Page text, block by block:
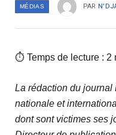
MÉDIAS PAR
⏱ Temps de lecture : 2
La rédaction du journal
nationale et
dont sont victimes ses